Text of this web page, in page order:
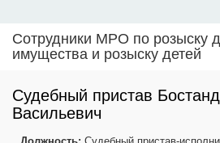
Сотрудники МРО по розыску
имущества и розыску детей
Судебный пристав
Васильевич